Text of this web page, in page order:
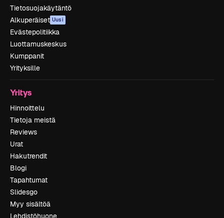
Tietosuojakäytäntö
Alkuperäiset Uusi
Evästepolitiikka
Luottamuskeskus
Kumppanit
Yrityksille
Yritys
Hinnoittelu
Tietoja meistä
Reviews
Urat
Hakutrendit
Blogi
Tapahtumat
Slidesgo
Myy sisältöä
Lehdistöhuone